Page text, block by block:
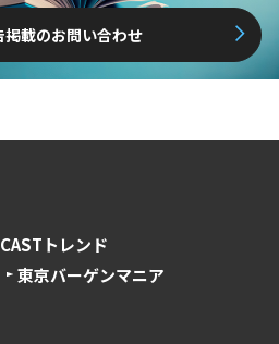
掲載のお問い合わせ
トレンド
東京バーゲンマニア